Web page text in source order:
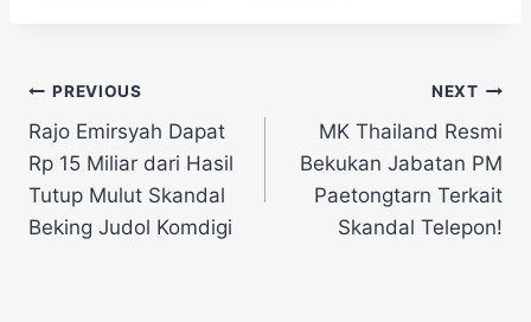
Navigasi
pos
PREVIOUS
Rajo Emirsyah Dapat
Rp 15 Miliar dari Hasil
Tutup Mulut Skandal
Beking Judol Komdigi
NEXT
MK Thailand Resmi
Bekukan Jabatan PM
Paetongtarn Terkait
Skandal Telepon!